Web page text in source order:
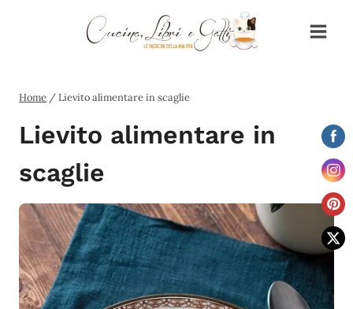
Home /Lievito alimentare in scaglie
Lievito alimentare in
scaglie